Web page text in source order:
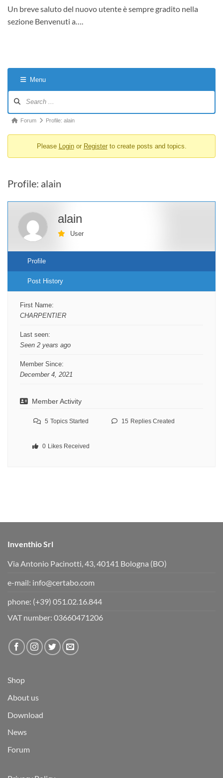
Un breve saluto del nuovo utente è sempre gradito nella
sezione Benvenuti a….
Menu
Navigation
Forum
You
here:
Forum Profile: alain
Please Loginor Registerto create posts and topics.
Profile: alain
alain
User
Profile
Post History
First Name:
CHARPENTIER
Last seen:
Seen 2 years ago
Member Since:
December 4, 2021
Member Activity
5 Topics Started 15 Replies Created
0 Likes Received
Inventhio Srl
Via Antonio Pacinotti, 43, 40141 Bologna (BO)
e-mail: info@certabo.com
phone: (+39) 051.02.16.844
VAT number: 03660471206
Shop
About us
Download
News
Forum